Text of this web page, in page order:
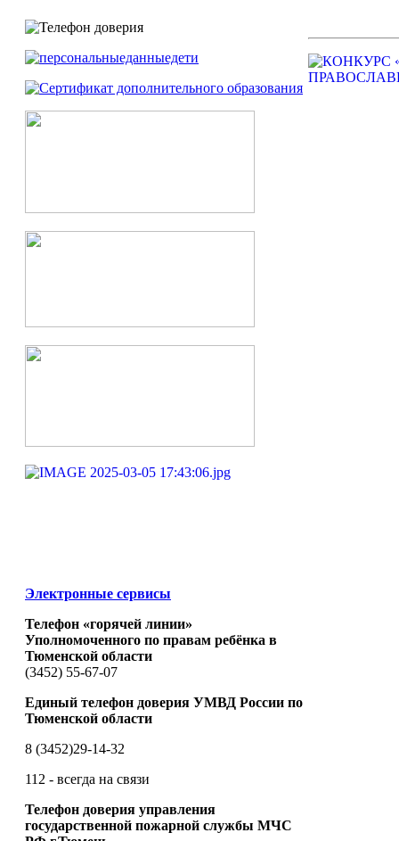
Электронные сервисы
Телефон «горячей линии»
Уполномоченного по правам ребёнка в
Тюменской области
(3452) 55-67-07
Единый телефон доверия УМВД России по
Тюменской области
8 (3452)29-14-32
112 - всегда на связи
Телефон доверия управления
государственной пожарной службы МЧС